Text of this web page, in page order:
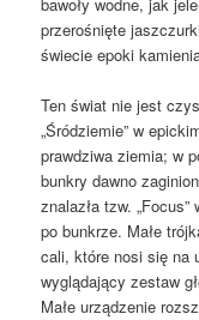
przerośnięte
świecie epoki
Ten świat nie jest
„Śródziemie” w
prawdziwa ziemia; w
bunkry dawno
znalazła tzw.
po bunkrze. Małe
cali, które nosi się na
wyglądający zestaw
Małe urządzenie